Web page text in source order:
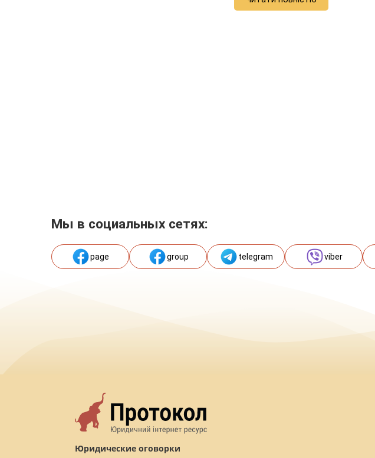
Мы в социальных сетях:
page group telegram viber
Юридические оговорки